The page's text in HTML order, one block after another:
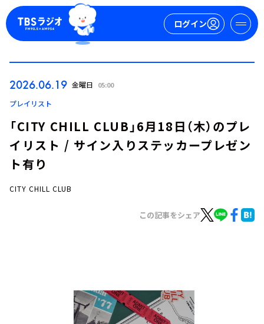
ログイン
YouTube
会社情報
2026.06.19 金曜日 05:00
プレイリスト
「CITY CHILL CLUB」6月18日（木）のプレ
イリスト / サイン入りステッカープレゼン
ト有り
CITY CHILL CLUB
この記事をシェア